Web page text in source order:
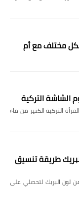
مختلف مع أم
الشاشة التركية
التركية الكثير من ماء
طريقة تنسيق
من لون البريك لتحصلي على